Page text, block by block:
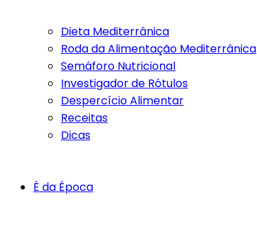
Dieta Mediterrânica
Roda da Alimentação Mediterrânica
Semáforo Nutricional
Investigador de Rótulos
Despercício Alimentar
Receitas
Dicas
É da Época